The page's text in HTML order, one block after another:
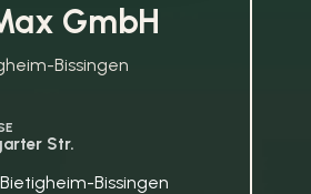
GmbH
Bissingen
Str.
Bietigheim-Bissingen